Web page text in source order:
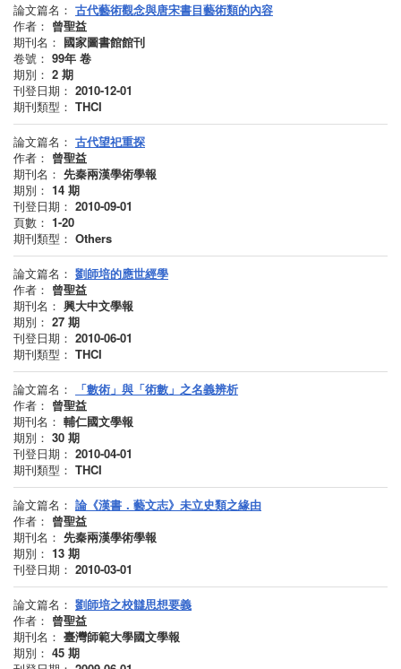
論文篇名： 古代藝術觀念與唐宋書目藝術類的內容
作者： 曾聖益
期刊名： 國家圖書館館刊
卷號： 99年 卷
期別： 2 期
刊登日期： 2010-12-01
期刊類型： THCI
論文篇名： 古代望祀重探
作者： 曾聖益
期刊名： 先秦兩漢學術學報
期別： 14 期
刊登日期： 2010-09-01
頁數： 1-20
期刊類型： Others
論文篇名： 劉師培的應世經學
作者： 曾聖益
期刊名： 興大中文學報
期別： 27 期
刊登日期： 2010-06-01
期刊類型： THCI
論文篇名：
「數術」與「術數」之名義辨析
作者： 曾聖益
期刊名： 輔仁國文學報
期別： 30 期
刊登日期： 2010-04-01
期刊類型： THCI
論文篇名： 論《漢書．藝文志》未立史類之緣由
作者： 曾聖益
期刊名： 先秦兩漢學術學報
期別： 13 期
刊登日期： 2010-03-01
論文篇名： 劉師培之校讎思想要義
作者： 曾聖益
期刊名： 臺灣師範大學國文學報
期別： 45 期